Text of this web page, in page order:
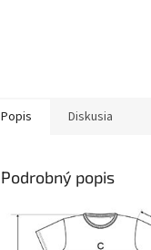
Popis Diskusia
Podrobný popis